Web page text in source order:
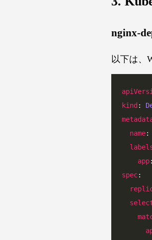
nginx-
以下は、
kind :
name:
app
spec